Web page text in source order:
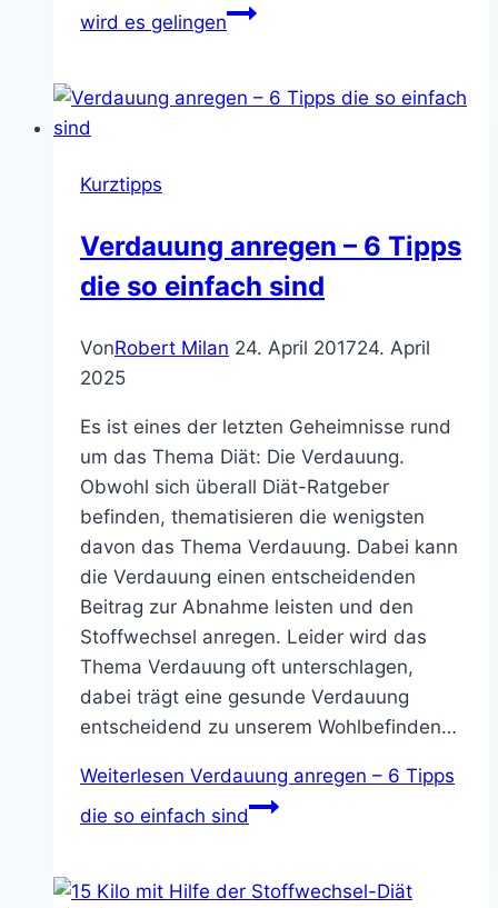
wird es gelingen
Kurztipps
Verdauung anregen – 6 Tipps
die so einfach sind
VonRobert Milan 24. April 201724. April
2025
Es ist eines der letzten Geheimnisse rund
um das Thema Diät: Die Verdauung.
Obwohl sich überall Diät-Ratgeber
befinden, thematisieren die wenigsten
davon das Thema Verdauung. Dabei kann
die Verdauung einen entscheidenden
Beitrag zur Abnahme leisten und den
Stoffwechsel anregen. Leider wird das
Thema Verdauung oft unterschlagen,
dabei trägt eine gesunde Verdauung
entscheidend zu unserem Wohlbefinden…
Weiterlesen Verdauung anregen – 6 Tipps
die so einfach sind